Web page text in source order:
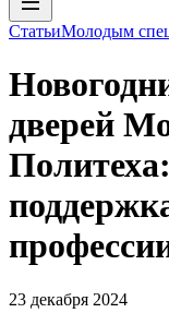
СтатьиМолодым
дверей
23 декабря 2024